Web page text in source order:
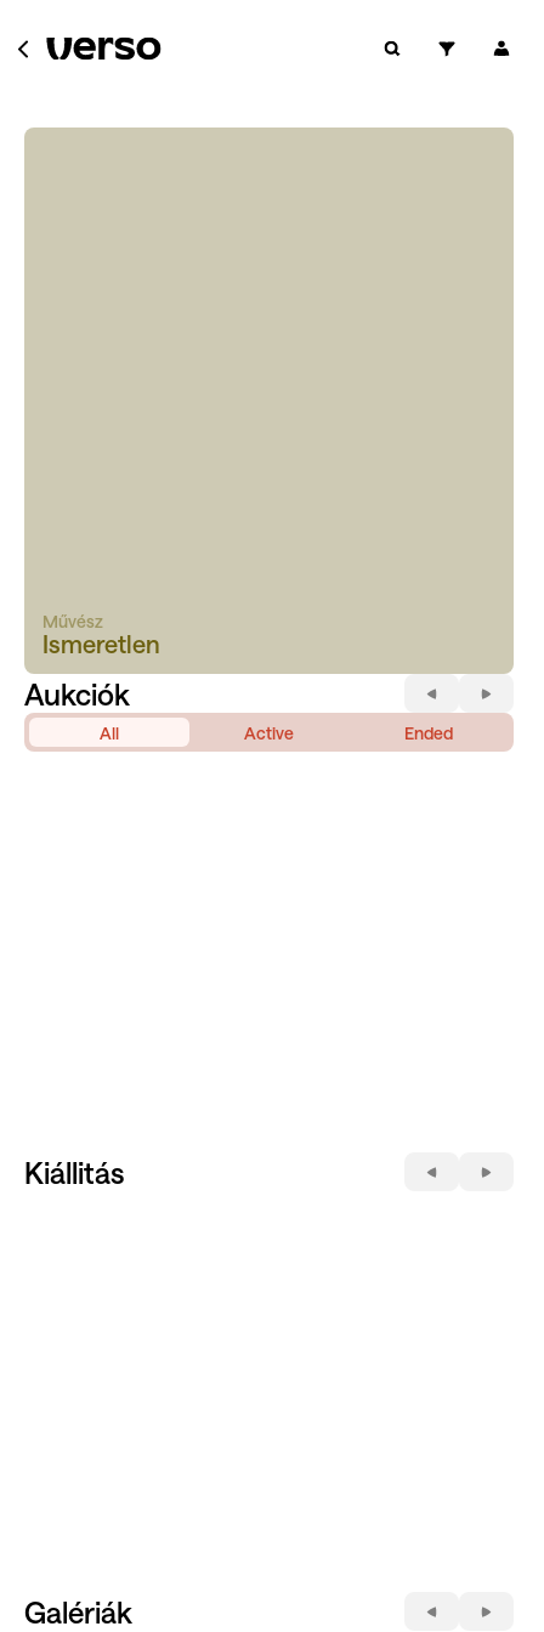
Művész
Ismeretlen
Aukciók
All Active Ended
Kiállitás
Galériák